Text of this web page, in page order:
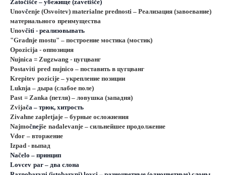
Zatočišče – убежище (zavetišče)
Unovčenje (Osvoitev) materialne prednosti – Реализация (завоевание)
материального преимущества
Unovčiti - реализовывать
"Gradnje mostu" – построение мостика (мостик)
Opozicija - оппозиция
Nujnica = Zugzwang - цугцванг
Postaviti pred nujnico – поставить в цугцванг
Krepitev pozicije – укрепление позиции
Luknja – дыра (слабое поле)
Past = Zanka (петля) – ловушка (западня)
Zvijača – трюк, хитрость
Zivahne zapletjaje – бурные осложнения
Najmočnejše nadalevanje – сильнейшее продолжение
Vdor – вторжение
Izpad - выпад
Načelo – принцип
Lovcev par – два слона